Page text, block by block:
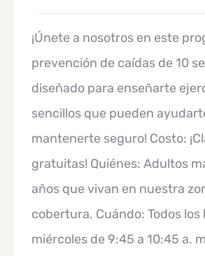
¡Únete a nosotros en este
prevención de caídas de 10
diseñado para enseñarte
sencillos que pueden
mantenerte seguro! Costo:
gratuitas! Quiénes: Adultos
años que vivan en nuestra
cobertura. Cuándo: Todos los
miércoles de 9:45 a 10:45 a.